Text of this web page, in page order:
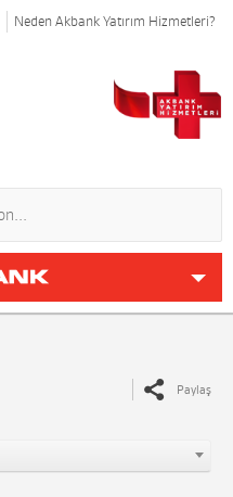
Neden Akbank Yatırım Hizmetleri?
Paylaş